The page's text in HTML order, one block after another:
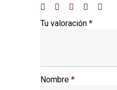
Tu valoración *
Nombre *